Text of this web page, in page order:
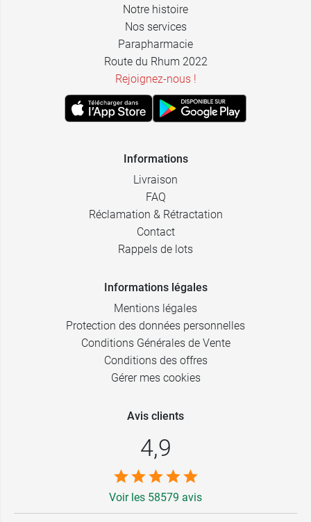
Notre histoire
Nos services
Parapharmacie
Route du Rhum 2022
Rejoignez-nous !
Informations
Livraison
FAQ
Réclamation & Rétractation
Contact
Rappels de lots
Informations légales
Mentions légales
Protection des données personnelles
Conditions Générales de Vente
Conditions des offres
Gérer mes cookies
Avis clients
4,9
Voir les 58579 avis